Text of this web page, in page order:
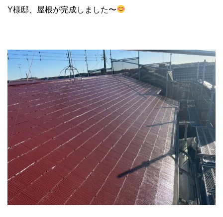
Y様邸、屋根が完成しました〜